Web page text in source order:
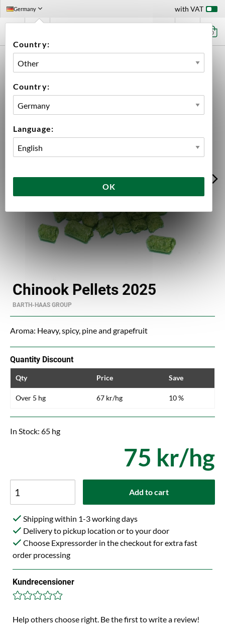
Germany
Country:
Country:
Language:
OK
with VAT
0
Chinook Pellets 2025
BARTH-HAAS GROUP
Aroma: Heavy, spicy, pine and grapefruit
Quantity Discount
Qty Price Save
Over 5 hg 67 kr/hg 10 %
In Stock: 65 hg
75 kr/hg
Add to cart
Shipping within 1-3 working days
Delivery to pickup location or to your door
Choose Expressorder in the checkout for extra fast
order processing
Kundrecensioner
Help others choose right. Be the first to write a review!